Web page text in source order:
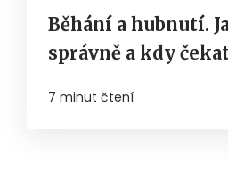
Běhání a hubnutí.
správně a kdy
7 minut čtení